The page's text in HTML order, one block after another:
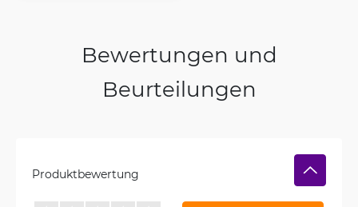
Bewertungen und
Beurteilungen
Produktbewertung